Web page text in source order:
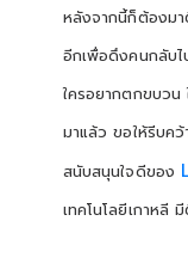
หลังจากนี้ก็ต้องม
อีกเพื่อดึงคนกลับไ
ใครอยากตกขบวน
มาแล้ว ขอให้รีบค
สนับสนุนใจดีของ
เทคโนโลยีเกาหลี